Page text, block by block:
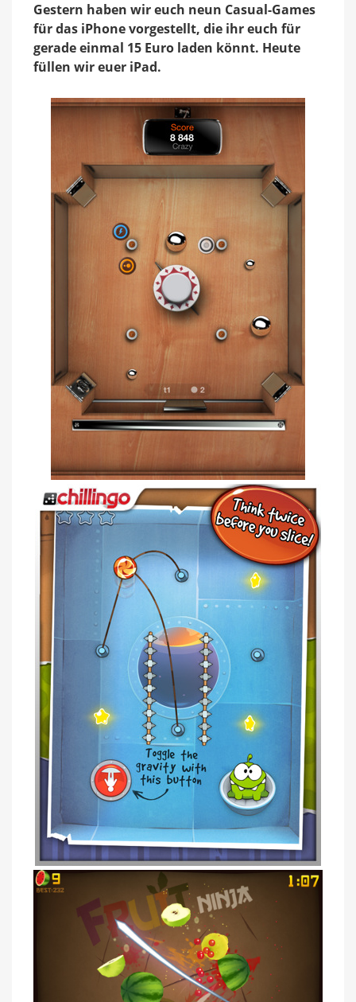
15
Euro
Gestern haben wir euch neun Casual-Games
für das iPhone vorgestellt, die ihr euch für
gerade einmal 15 Euro laden könnt. Heute
füllen wir euer iPad.